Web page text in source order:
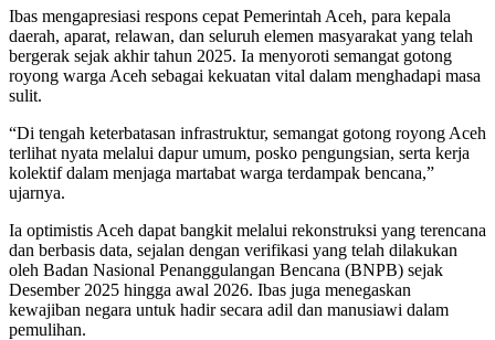
Ibas mengapresiasi respons cepat Pemerintah Aceh, para kepala
daerah, aparat, relawan, dan seluruh elemen masyarakat yang telah
bergerak sejak akhir tahun 2025. Ia menyoroti semangat gotong
royong warga Aceh sebagai kekuatan vital dalam menghadapi masa
sulit.
“Di tengah keterbatasan infrastruktur, semangat gotong royong Aceh
terlihat nyata melalui dapur umum, posko pengungsian, serta kerja
kolektif dalam menjaga martabat warga terdampak bencana,”
ujarnya.
Ia optimistis Aceh dapat bangkit melalui rekonstruksi yang terencana
dan berbasis data, sejalan dengan verifikasi yang telah dilakukan
oleh Badan Nasional Penanggulangan Bencana (BNPB) sejak
Desember 2025 hingga awal 2026. Ibas juga menegaskan
kewajiban negara untuk hadir secara adil dan manusiawi dalam
pemulihan.